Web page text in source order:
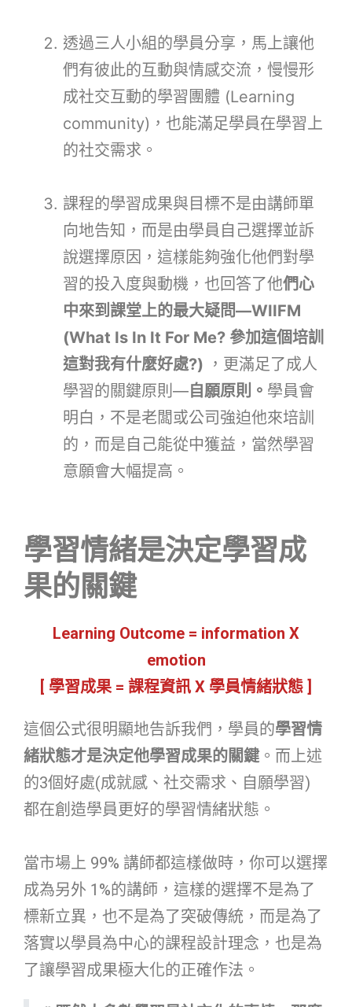
透過三人小組的學員分享，馬上讓他
們有彼此的互動與情感交流，慢慢形
成社交互動的學習團體 (Learning
community)，也能滿足學員在學習上
的社交需求。
課程的學習成果與目標不是由講師單
向地告知，而是由學員自己選擇並訴
說選擇原因，這樣能夠強化他們對學
習的投入度與動機，也回答了他們心
中來到課堂上的最大疑問—WIIFM
(What Is In It For Me? 參加這個培訓
這對我有什麼好處?) ，更滿足了成人
學習的關鍵原則—自願原則。 學員會
明白，不是老闆或公司強迫他來培訓
的，而是自己能從中獲益，當然學習
意願會大幅提高。
學習情緒是決定學習成
果的關鍵
Learning Outcome = information X
emotion
[ 學習成果 = 課程資訊 X 學員情緒狀態 ]
這個公式很明顯地告訴我們，學員的學習情
緒狀態才是決定他學習成果的關鍵 。而上述
的3個好處(成就感、社交需求、自願學習)
都在創造學員更好的學習情緒狀態。
當市場上 99% 講師都這樣做時，你可以選擇
成為另外 1%的講師，這樣的選擇不是為了
標新立異，也不是為了突破傳統，而是為了
落實以學員為中心的課程設計理念，也是為
了讓學習成果極大化的正確作法。